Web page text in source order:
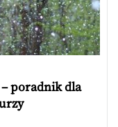
poradnik dla